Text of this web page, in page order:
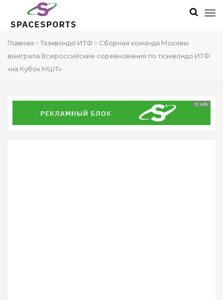
Главная Тхэквондо ИТФ
Сборная команда Москвы
выиграла Всероссийские соревнования по тхэквондо ИТФ
«на Кубок МШТ»
tt ads